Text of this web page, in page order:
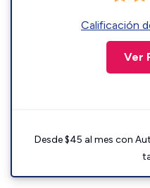
Calificación
Ver
Desde $45 al mes con